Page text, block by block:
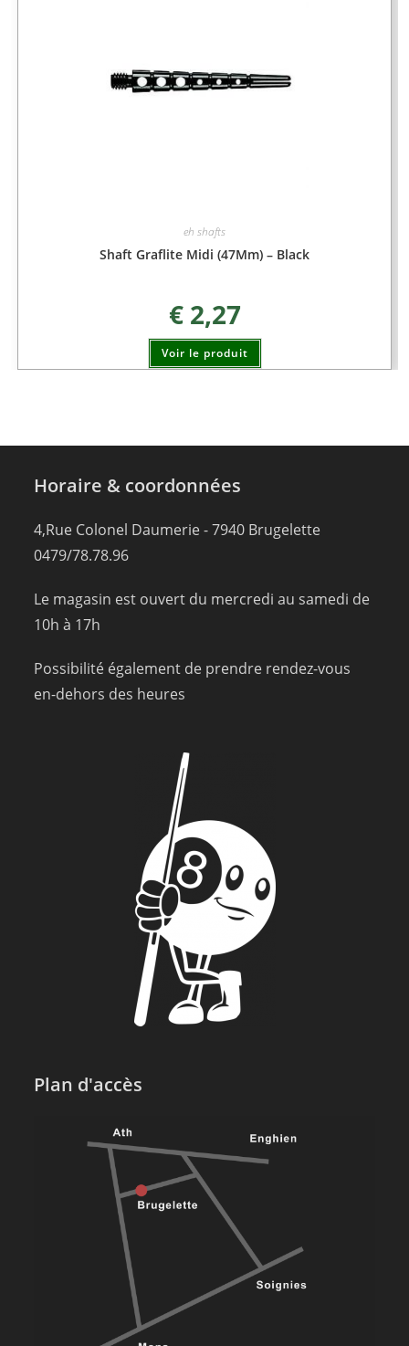
eh shafts
Shaft Graflite Midi (47Mm) – Black
€2,27
Voir le produit
Horaire & coordonnées
4,Rue Colonel Daumerie - 7940 Brugelette
0479/78.78.96
Le magasin est ouvert du mercredi au samedi de
10h à 17h
Possibilité également de prendre rendez-vous
en-dehors des heures
Plan d'accès